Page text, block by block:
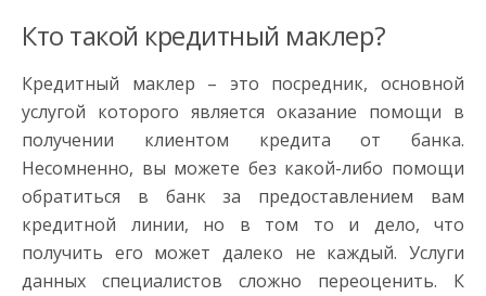
Кто такой кредитный маклер?
Кредитный маклер – это посредник, основной
услугой которого является оказание помощи в
получении клиентом кредита от банка.
Несомненно, вы можете без какой-либо помощи
обратиться в банк за предоставлением вам
кредитной линии, но в том то и дело, что
получить его может далеко не каждый. Услуги
данных специалистов сложно переоценить. К